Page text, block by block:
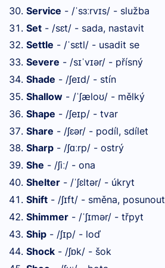
Service - /ˈsɜːrvɪs/ - služba
Set - /sɛt/ - sada, nastavit
Settle - /ˈsɛtl/ - usadit se
Severe - /sɪˈvɪər/ - přísný
Shade - /ʃeɪd/ - stín
Shallow - /ˈʃæloʊ/ - mělký
Shape - /ʃeɪp/ - tvar
Share - /ʃɛər/ - podíl, sdílet
Sharp - /ʃɑːrp/ - ostrý
She - /ʃiː/ - ona
Shelter - /ˈʃɛltər/ - úkryt
Shift - /ʃɪft/ - směna, posunout
Shimmer - /ˈʃɪmər/ - třpyt
Ship - /ʃɪp/ - loď
Shock - /ʃɒk/ - šok